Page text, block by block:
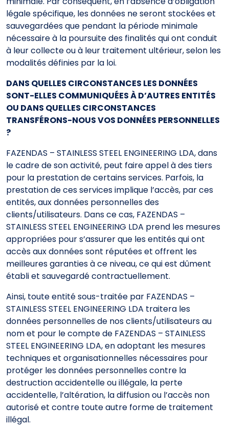
légale spécifique, les données ne seront stockées et
sauvegardées que pendant la période minimale
nécessaire à la poursuite des finalités qui ont conduit
à leur collecte ou à leur traitement ultérieur, selon les
modalités définies par la loi.
DANS QUELLES CIRCONSTANCES LES DONNÉES
SONT-ELLES COMMUNIQUÉES À D’AUTRES ENTITÉS
OU DANS QUELLES CIRCONSTANCES
TRANSFÉRONS-NOUS VOS DONNÉES PERSONNELLES
?
FAZENDAS – STAINLESS STEEL ENGINEERING LDA, dans
le cadre de son activité, peut faire appel à des tiers
pour la prestation de certains services. Parfois, la
prestation de ces services implique l’accès, par ces
entités, aux données personnelles des
clients/utilisateurs. Dans ce cas, FAZENDAS –
STAINLESS STEEL ENGINEERING LDA prend les mesures
appropriées pour s’assurer que les entités qui ont
accès aux données sont réputées et offrent les
meilleures garanties à ce niveau, ce qui est dûment
établi et sauvegardé contractuellement.
Ainsi, toute entité sous-traitée par FAZENDAS –
STAINLESS STEEL ENGINEERING LDA traitera les
données personnelles de nos clients/utilisateurs au
nom et pour le compte de FAZENDAS – STAINLESS
STEEL ENGINEERING LDA, en adoptant les mesures
techniques et organisationnelles nécessaires pour
protéger les données personnelles contre la
destruction accidentelle ou illégale, la perte
accidentelle, l’altération, la diffusion ou l’accès non
autorisé et contre toute autre forme de traitement
illégal.